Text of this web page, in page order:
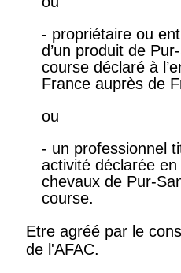
- propriétaire ou
d’un produit de
course déclaré à
France auprès de
ou
- un professionnel
activité déclarée
chevaux de Pur-
course.
Etre agréé par le
de l'AFAC.